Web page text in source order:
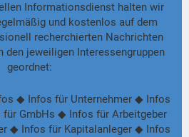
Informationsdienst halten wir
und kostenlos auf dem
recherchierten Nachrichten
den jeweiligen Interessengruppen
geordnet:
◆ Infos für Unternehmer ◆ Infos
GmbHs ◆ Infos für Arbeitgeber
◆ Infos für Kapitalanleger ◆ Infos